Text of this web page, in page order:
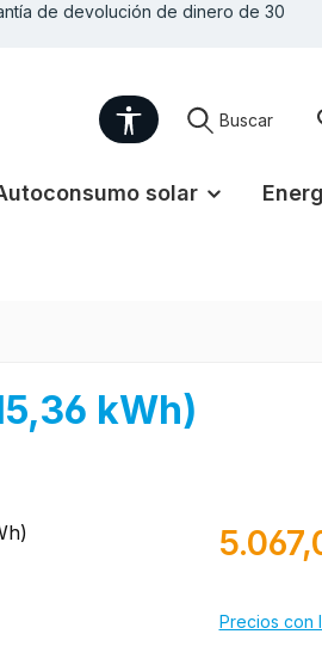
de devolución de dinero de 30
Show toolbar
Buscar
solar
kWh)
Precio
Precios con